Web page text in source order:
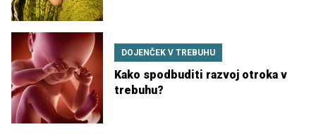
DOJENČEK V TREBUHU
Kako spodbuditi razvoj otroka v
trebuhu?